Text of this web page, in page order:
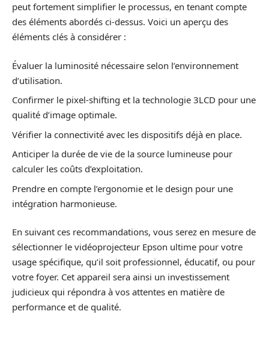
peut fortement simplifier le processus, en tenant compte
des éléments abordés ci-dessus. Voici un aperçu des
éléments clés à considérer :
Évaluer la luminosité nécessaire selon l’environnement
d’utilisation.
Confirmer le pixel-shifting et la technologie 3LCD pour une
qualité d’image optimale.
Vérifier la connectivité avec les dispositifs déjà en place.
Anticiper la durée de vie de la source lumineuse pour
calculer les coûts d’exploitation.
Prendre en compte l’ergonomie et le design pour une
intégration harmonieuse.
En suivant ces recommandations, vous serez en mesure de
sélectionner le vidéoprojecteur Epson ultime pour votre
usage spécifique, qu’il soit professionnel, éducatif, ou pour
votre foyer. Cet appareil sera ainsi un investissement
judicieux qui répondra à vos attentes en matière de
performance et de qualité.